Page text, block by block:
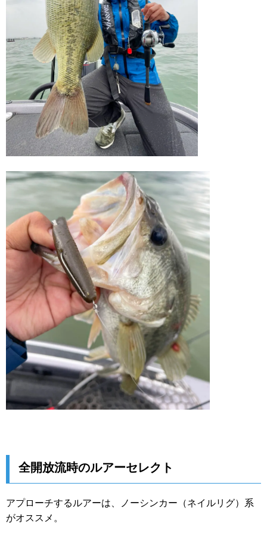
全開放流時のルアーセレクト
アプローチするルアーは、ノーシンカー（ネイルリグ）系
がオススメ。